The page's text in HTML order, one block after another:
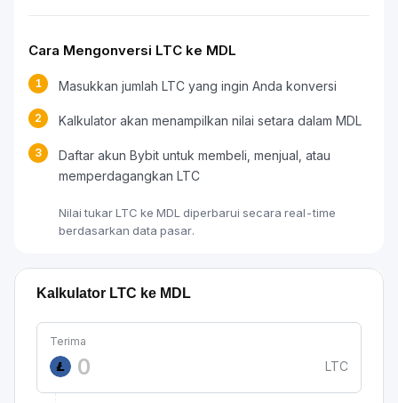
Cara Mengonversi LTC ke MDL
1 Masukkan jumlah LTC yang ingin Anda konversi
2 Kalkulator akan menampilkan nilai setara dalam MDL
3
Daftar akun Bybit untuk membeli, menjual, atau
memperdagangkan LTC
Nilai tukar LTC ke MDL diperbarui secara real-time
berdasarkan data pasar.
Kalkulator LTC ke MDL
Terima
LTC